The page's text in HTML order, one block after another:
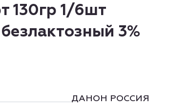
130гр 1/6шт
3%
ДАНОН РОССИЯ